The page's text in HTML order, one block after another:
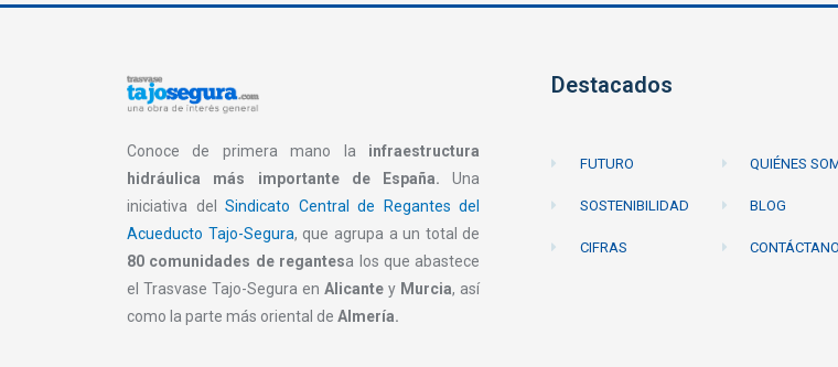
Conoce de primera mano la infraestructura
hidráulica más importante de España.Una
iniciativa delSindicato Central de Regantes del
Acueducto Tajo-Segura, que agrupa a un total de
80 comunidades de regantesa los que abastece
el Trasvase Tajo-Segura enAlicantey Murcia, así
como la parte más oriental de Almería.
Destacados
FUTURO
SOSTENIBILIDAD
CIFRAS
QUIÉNES
BLOG